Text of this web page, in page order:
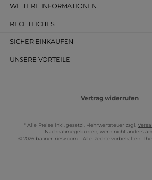
WEITERE INFORMATIONEN
RECHTLICHES
SICHER EINKAUFEN
UNSERE VORTEILE
Vertrag widerrufen
* Alle Preise inkl. gesetzl. Mehrwertsteuer zzgl.
Nachnahmegebühren, wenn nicht anders
© 2026 banner-riese.com - Alle Rechte vorbehalten.